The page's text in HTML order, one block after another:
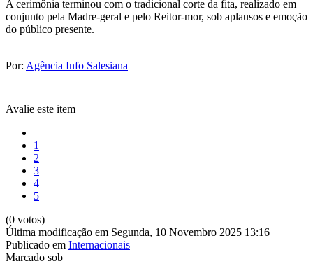
A cerimônia terminou com o tradicional corte da fita, realizado em
conjunto pela Madre-geral e pelo Reitor-mor, sob aplausos e emoção
do público presente.
Por: Agência Info Salesiana
Avalie este item
1
2
3
4
5
(0 votos)
Última modificação em Segunda, 10 Novembro 2025 13:16
Publicado em Internacionais
Marcado sob